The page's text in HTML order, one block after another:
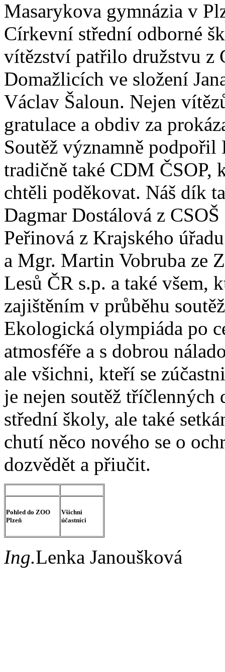
Masarykova gymnázia v
Církevní střední odborné
vítězství patřilo družstvu z
Domažlicích ve složení
Václav Šaloun. Nejen
gratulace a obdiv za
Soutěž významně
tradičně také CDM ČSOP,
chtěli poděkovat. Náš dík
Dagmar Dostálová z
Peřinová z Krajského
a Mgr. Martin Vobruba ze
Lesů ČR s.p. a také všem,
zajištěním v průběhu
Ekologická olympiáda po
atmosféře a s dobrou
ale všichni, kteří se
je nejen soutěž
střední školy, ale také
chutí něco nového se o
dozvědět a přiučit.
Pohled do ZOO
Plzeň
Všichni
účastníci
Ing.Lenka Janoušková